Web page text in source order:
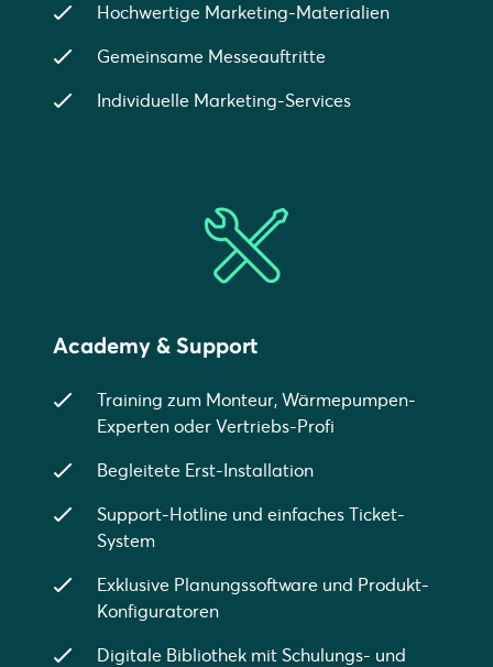
Hochwertige Marketing-Materialien
Gemeinsame Messeauftritte
Individuelle Marketing-Services
Academy & Support
Training zum Monteur, Wärmepumpen-
Experten oder Vertriebs-Profi
Begleitete Erst-Installation
Support-Hotline und einfaches Ticket-
System
Exklusive Planungssoftware und Produkt-
Konfiguratoren
Digitale Bibliothek mit Schulungs- und